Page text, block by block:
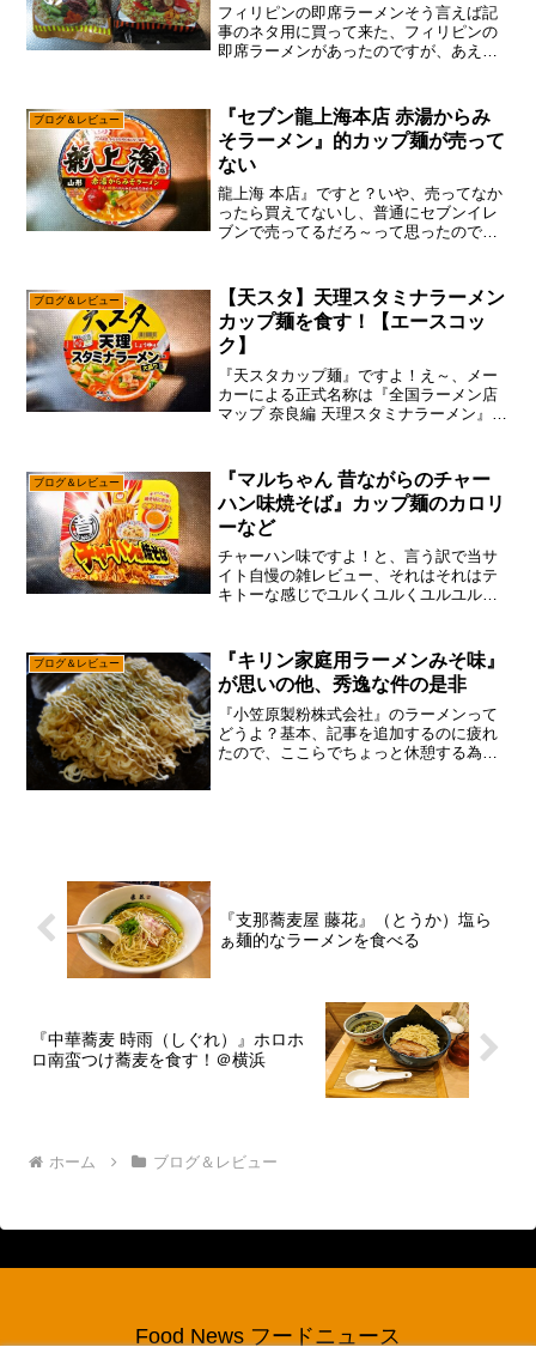
フィリピンの即席ラーメンそう言えば記
事のネタ用に買って来た、フィリピンの
即席ラーメンがあったのですが、あえて
では即席ラーメン系は1年くらいイケるの
で、まだ慌てる様な時間...
ブログ＆レビュー
『セブン龍上海本店 赤湯からみ
そラーメン』的カップ麺が売って
ない
龍上海 本店』ですと？いや、売ってなか
ったら買えてないし、普通にセブンイレ
ブンで売ってるだろ～って思ったのです
はガッツリ入れる方向で御座います。そ
もそもが。この『龍上海...
ブログ＆レビュー
【天スタ】天理スタミナラーメン
カップ麺を食す！【エースコッ
ク】
『天スタカップ麺』ですよ！え～、メー
カーによる正式名称は『全国ラーメン店
マップ 奈良編 天理スタミナラーメン』な
編とか大阪編、まさに全国の有名ラーメ
ン店をカップ麺化する...
ブログ＆レビュー
『マルちゃん 昔ながらのチャー
ハン味焼そば』カップ麺のカロリ
ーなど
チャーハン味ですよ！と、言う訳で当サ
イト自慢の雑レビュー、それはそれはテ
キトーな感じでユルくユルくユルユルな
ろ最後のワード「カロリーなど」も様式
美として定着しつつあるん...
ブログ＆レビュー
『キリン家庭用ラーメンみそ味』
が思いの他、秀逸な件の是非
『小笠原製粉株式会社』のラーメンって
どうよ？基本、記事を追加するのに疲れ
たので、ここらでちょっと休憩する為に
『支那蕎麦屋 藤花』（とうか）塩ら
ぁ麺的なラーメンを食べる
『中華蕎麦 時雨（しぐれ）』ホロホ
ロ南蛮つけ蕎麦を食す！＠横浜
ホーム ブログ＆レビュー
Food News フードニュース